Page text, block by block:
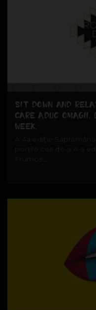
SIT DOWN AND
CARE ADUC OMAGII.
WEEK.
A 4a ediție
porțile cea de-a 4-a